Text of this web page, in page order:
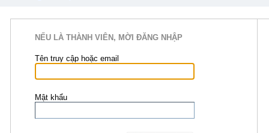
NẾU LÀ THÀNH VIÊN, MỜI ĐĂNG NHẬP
Tên truy cập hoặc email
Mật khẩu